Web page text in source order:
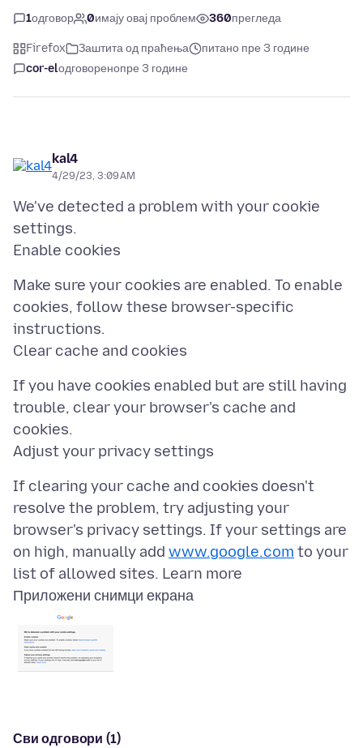
1одговор 0имају овај проблем 360прегледа
Firefox Заштита од праћења
питано пре 3 године
cor-elодговоренопре 3 године
kal4
4/29/23, 3:09 AM
We've detected a problem with your cookie
settings.
Make sure your cookies are enabled. To enable
cookies, follow these browser-specific
instructions.
If you have cookies enabled but are still having
trouble, clear your browser's cache and
cookies.
If clearing your cache and cookies doesn't
resolve the problem, try adjusting your
browser's privacy settings. If your settings are
on high, manually add www.google.com to your
Приложени снимци екрана
Сви одговори (1)